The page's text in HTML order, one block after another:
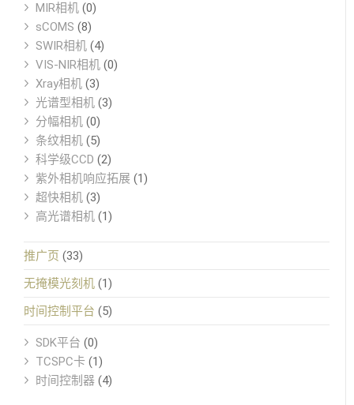
MIR相机 (0)
sCOMS (8)
SWIR相机 (4)
VIS-NIR相机 (0)
Xray相机 (3)
光谱型相机 (3)
分幅相机 (0)
条纹相机 (5)
科学级CCD (2)
紫外相机响应拓展 (1)
超快相机 (3)
高光谱相机 (1)
推广页 (33)
无掩模光刻机 (1)
时间控制平台 (5)
SDK平台 (0)
TCSPC卡 (1)
时间控制器 (4)